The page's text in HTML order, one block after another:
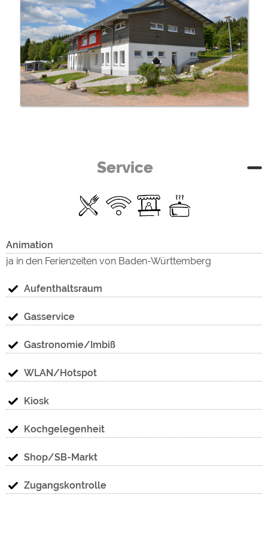
Service
Animation
ja in den Ferienzeiten von Baden-Württemberg
Aufenthaltsraum
Gasservice
Gastronomie/Imbiß
WLAN/Hotspot
Kiosk
Kochgelegenheit
Shop/SB-Markt
Zugangskontrolle